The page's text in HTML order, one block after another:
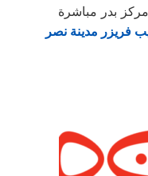
فريزر مدينة نصر